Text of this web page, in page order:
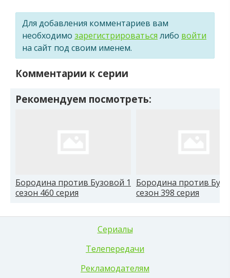
Для добавления комментариев вам
необходимо зарегистрироваться либо войти
на сайт под своим именем.
Комментарии к серии
Рекомендуем посмотреть:
Бородина против Бузовой 1
сезон 460 серия
Бородина против
сезон 398 серия
Сериалы
Телепередачи
Рекламодателям